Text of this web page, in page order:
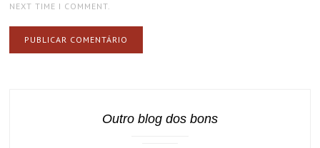
NEXT TIME I COMMENT.
Outro blog dos bons